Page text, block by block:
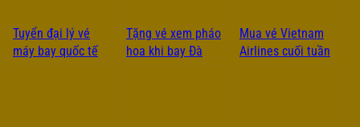
Tuyển đại lý vé
máy bay quốc tế
Tặng vé xem pháo
hoa khi bay Đà
Mua vé Vietnam
Airlines cuối tuần